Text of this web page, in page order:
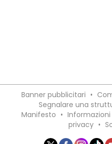
Banner pubblicitari •
Segnalare una
Manifesto • Informazioni
privacy •